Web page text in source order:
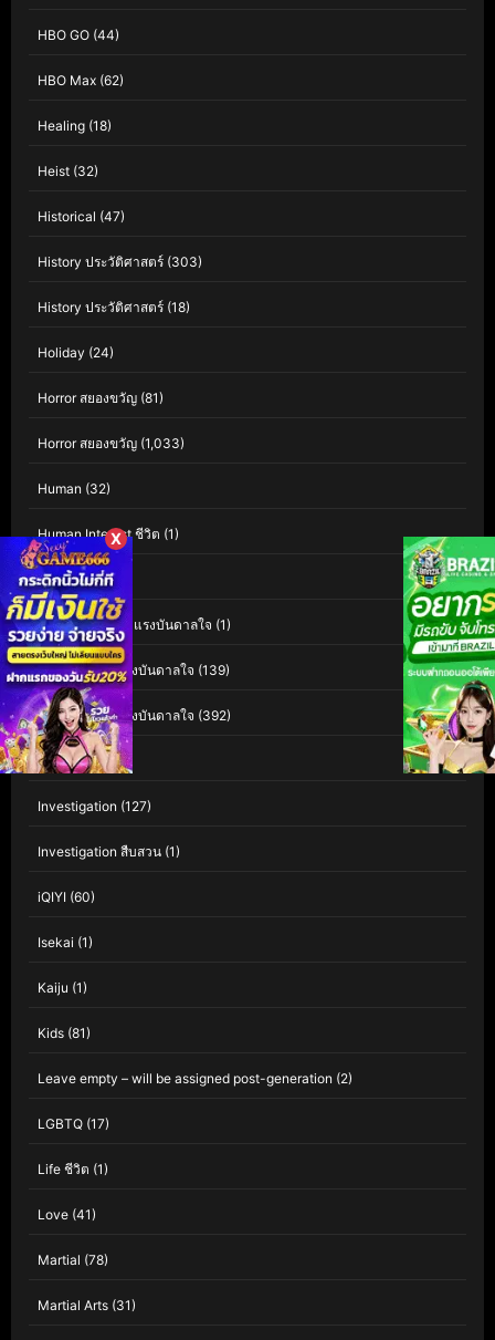
HBO GO (44)
HBO Max (62)
Healing (18)
Heist (32)
Historical (47)
History ประวัติศาสตร์ (303)
History ประวัติศาสตร์ (18)
Holiday (24)
Horror สยองขวัญ (81)
Horror สยองขวัญ (1,033)
Human (32)
Human Interest ชีวิต (1)
Indie อินดี้(1)
Inspiration สร้างแรงบันดาลใจ (1)
Inspirational แรงบันดาลใจ (139)
Inspirational แรงบันดาลใจ (392)
Interest(3)
Investigation (127)
Investigation สืบสวน (1)
iQIYI (60)
Isekai (1)
Kaiju (1)
Kids (81)
Leave empty – will be assigned post-generation (2)
LGBTQ (17)
Life ชีวิต (1)
Love (41)
Martial (78)
Martial Arts (31)
X